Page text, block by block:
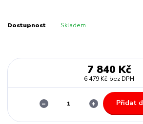
Dostupnost Skladem
7 840 Kč
6 479 Kč bez DPH
Přidat